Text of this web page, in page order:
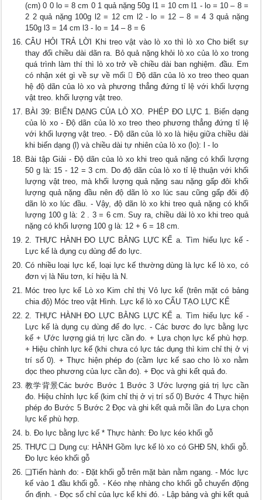
(cm) 0 0 lo = 8 cm 0 1 quả nặng 50g l1 = 10 cm l1 - lo = 10 – 8 =
2 2 quả nặng 100g l2 = 12 cm l2 - lo = 12 – 8 = 4 3 quả nặng
150g l3 = 14 cm l3 - lo = 14 – 8 = 6
CÂU HỎI TRẢ LỜI Khi treo vật vào lò xo thì lò xo Cho biết sự
thay đổi chiều dài dãn ra. Bỏ quả nặng khỏi lò xo của lò xo trong
quá trình làm thí thì lò xo trở về chiều dài ban nghiệm. đầu. Em
có nhận xét gì về sự về mối  Độ dãn của lò xo treo theo quan
hệ độ dãn của lò xo và phương thẳng đứng tỉ lệ với khối lượng
vật treo. khối lượng vật treo.
BÀI 39: BIẾN DẠNG CỦA LÒ XO. PHÉP ĐO LỰC 1. Biến dạng
của lò xo - Độ dãn của lò xo treo theo phương thẳng đứng tỉ lệ
với khối lượng vật treo. - Độ dãn của lò xo là hiệu giữa chiều dài
khi biến dạng (l) và chiều dài tự nhiên của lò xo (lo): l - lo
Bài tập Giải - Độ dãn của lò xo khi treo quả nặng có khối lượng
50 g là: 15 - 12 = 3 cm. Do độ dãn của lò xo tỉ lệ thuận với khối
lượng vật treo, mà khối lượng quả nặng sau nặng gấp đôi khối
lượng quả nặng đầu nên độ dãn lò xo lúc sau cũng gấp đôi độ
dãn lò xo lúc đầu. - Vậy, độ dãn lò xo khi treo quả nặng có khối
lượng 100 g là: 2 . 3 = 6 cm. Suy ra, chiều dài lò xo khi treo quả
nặng có khối lượng 100 g là: 12 + 6 = 18 cm.
2. THỰC HÀNH ĐO LỰC BẰNG LỰC KẾ a. Tìm hiểu lực kế -
Lực kế là dụng cụ dùng để đo lực.
Có nhiều loại lực kế, loại lực kế thường dùng là lực kế lò xo, có
đơn vị là Niu tơn, kí hiệu là N.
Móc treo lực kế Lò xo Kim chỉ thị Vỏ lực kế (trên mặt có bảng
chia độ) Móc treo vật Hình. Lực kế lò xo CẤU TẠO LỰC KẾ
2. THỰC HÀNH ĐO LỰC BẰNG LỰC KẾ a. Tìm hiểu lực kế -
Lực kế là dụng cụ dùng để đo lực. - Các bươc đo lực bằng lực
kế + Ước lượng giá trị lực cần đo. + Lựa chọn lực kế phù hợp.
+ Hiệu chỉnh lực kế (khi chưa có lực tác dụng thì kim chỉ thị ở vị
trí số 0). + Thực hiện phép đo (cầm lực kế sao cho lò xo nằm
dọc theo phương của lực cần đo). + Đọc và ghi kết quả đo.
教学背景Các bước Bước 1 Bước 3 Ước lượng giá trị lực cần
đo. Hiệu chỉnh lực kế (kim chỉ thị ở vị trí số 0) Bước 4 Thực hiện
phép đo Bước 5 Bước 2 Đọc và ghi kết quả mỗi lần đo Lựa chọn
lực kế phù hợp.
b. Đo lực bằng lực kế * Thực hành: Đo lực kéo khối gỗ
THỰC ❑ Dụng cụ: HÀNH Gồm lực kế lò xo có GHĐ 5N, khối gỗ.
Đo lực kéo khối gỗ
❑Tiến hành đo: - Đặt khối gỗ trên mặt bàn nằm ngang. - Móc lực
kế vào 1 đầu khối gỗ. - Kéo nhẹ nhàng cho khối gỗ chuyển động
ổn định. - Đọc số chỉ của lực kế khi đó. - Lập bảng và ghi kết quả